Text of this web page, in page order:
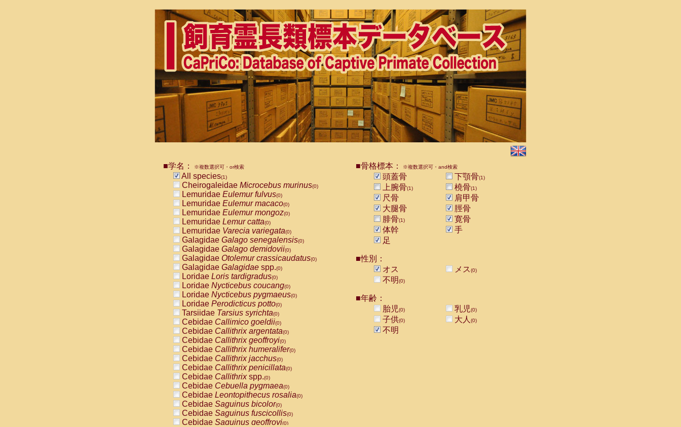
■学名： ※複数選択可・or検索
All species(1)
Cheirogaleidae Microcebus murinus(0)
Lemuridae Eulemur fulvus(0)
Lemuridae Eulemur macaco(0)
Lemuridae Eulemur mongoz(0)
Lemuridae Lemur catta(0)
Lemuridae Varecia variegata(0)
Galagidae Galago senegalensis(0)
Galagidae Galago demidovii(0)
Galagidae Otolemur crassicaudatus(0)
Galagidae Galagidae spp.(0)
Loridae Loris tardigradus(0)
Loridae Nycticebus coucang(0)
Loridae Nycticebus pygmaeus(0)
Loridae Perodicticus potto(0)
Tarsiidae Tarsius syrichta(0)
Cebidae Callimico goeldii(0)
Cebidae Callithrix argentata(0)
Cebidae Callithrix geoffroyi(0)
Cebidae Callithrix humeralifer(0)
Cebidae Callithrix jacchus(0)
Cebidae Callithrix penicillata(0)
Cebidae Callithrixspp.(0)
Cebidae Cebuella pygmaea(0)
Cebidae Leontopithecus rosalia(0)
Cebidae Saguinus bicolor(0)
Cebidae Saguinus fuscicollis(0)
Cebidae Saguinus geoffroyi(0)
■骨格標本： ※複数選択可・and検索
頭蓋骨 下顎骨(1)
上腕骨(1) 橈骨(1)
尺骨
肩甲骨
大腿骨
脛骨
腓骨(1)
寛骨
体幹
手
足
■性別：
オス
メス(0)
不明(0)
■年齢：
胎児(0) 乳児(0)
子供(0) 大人 (0)
不明